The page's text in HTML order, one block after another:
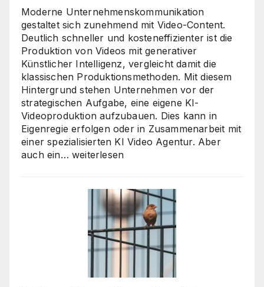
ist
Moderne Unternehmenskommunikation
gestaltet sich zunehmend mit Video-Content.
Deutlich schneller und kosteneffizienter ist die
Produktion von Videos mit generativer
Künstlicher Intelligenz, vergleicht damit die
klassischen Produktionsmethoden. Mit diesem
Hintergrund stehen Unternehmen vor der
strategischen Aufgabe, eine eigene KI-
Videoproduktion aufzubauen. Dies kann in
Eigenregie erfolgen oder in Zusammenarbeit mit
einer spezialisierten KI Video Agentur. Aber
auch ein… KI
oder
Inhouse-
Produktion?
finden
Unternehmen
weiterlesen